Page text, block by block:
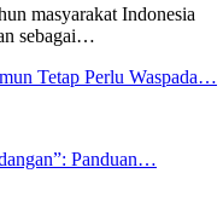
masyarakat Indonesia
sebagai…
Tetap Perlu Waspada…
Panduan…